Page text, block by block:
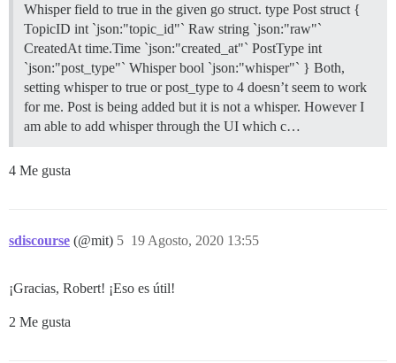
Whisper field to true in the given go struct. type Post struct {
TopicID int `json:"topic_id"` Raw string `json:"raw"`
CreatedAt time.Time `json:"created_at"` PostType int
`json:"post_type"` Whisper bool `json:"whisper"` } Both,
setting whisper to true or post_type to 4 doesn’t seem to work
for me. Post is being added but it is not a whisper. However I
am able to add whisper through the UI which c…
4 Me gusta
sdiscourse (@mit) 19 Agosto, 2020 13:55
5
¡Gracias, Robert! ¡Eso es útil!
2 Me gusta